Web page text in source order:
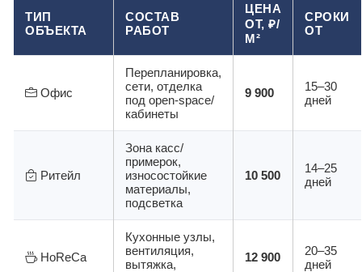
ТИП
ОБЪЕКТА
СОСТАВ
РАБОТ
ЦЕНА
ОТ, ₽/
М²
СРОКИ
ОТ
Офис
Перепланировка,
сети, отделка
под open-space/
кабинеты
9 900
15–30
дней
Ритейл
Зона касс/
примерок,
износостойкие
материалы,
подсветка
10 500
14–25
дней
HoReCa
Кухонные узлы,
вентиляция,
вытяжка,
12 900
20–35
дней